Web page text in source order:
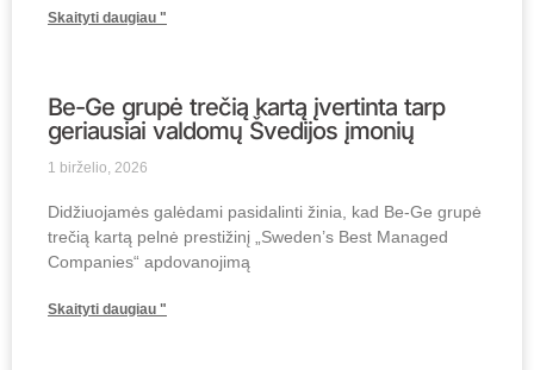
Skaityti daugiau "
Be-Ge grupė trečią kartą įvertinta tarp
geriausiai valdomų Švedijos įmonių
1 birželio, 2026
Didžiuojamės galėdami pasidalinti žinia, kad Be-Ge grupė
trečią kartą pelnė prestižinį „Sweden’s Best Managed
Companies“ apdovanojimą
Skaityti daugiau "